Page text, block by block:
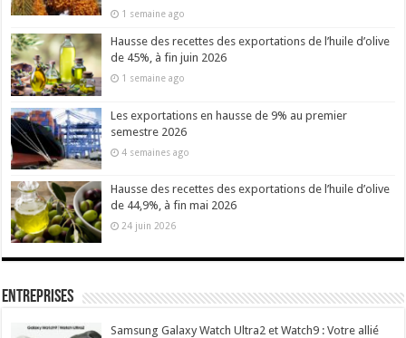
1 semaine ago
Hausse des recettes des exportations de l’huile d’olive
de 45%, à fin juin 2026
1 semaine ago
Les exportations en hausse de 9% au premier
semestre 2026
4 semaines ago
Hausse des recettes des exportations de l’huile d’olive
de 44,9%, à fin mai 2026
24 juin 2026
Entreprises
Samsung Galaxy Watch Ultra2 et Watch9 : Votre allié